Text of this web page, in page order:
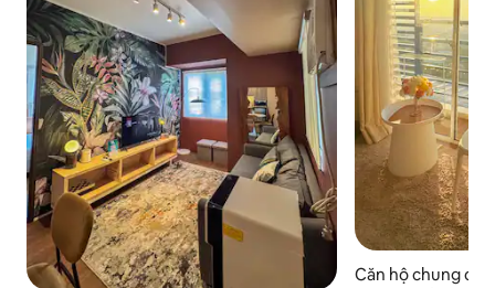
Căn hộ chung cư